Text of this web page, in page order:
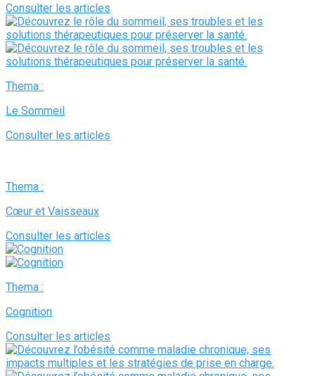
Consulter les articles
Thema :
Le Sommeil
Consulter les articles
Thema :
Cœur et Vaisseaux
Consulter les articles
Thema :
Cognition
Consulter les articles